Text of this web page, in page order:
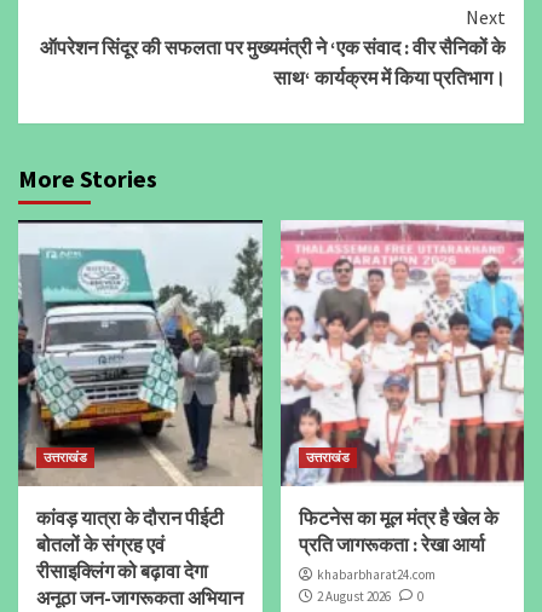
Next
ऑपरेशन सिंदूर की सफलता पर मुख्यमंत्री ने ‘एक संवाद : वीर सैनिकों के
साथ‘ कार्यक्रम में किया प्रतिभाग।
More Stories
उत्तराखंड
कांवड़ यात्रा के दौरान पीईटी
बोतलों के संग्रह एवं
रीसाइक्लिंग को बढ़ावा देगा
अनूठा जन-जागरूकता अभियान
उत्तराखंड
फिटनेस का मूल मंत्र है खेल के
प्रति जागरूकता : रेखा आर्या
khabarbharat24.com
2 August 2026
0